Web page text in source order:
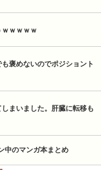
ｗｗｗｗｗ
褒めないのでポジショント
まいました。肝臓に転移も
中のマンガ本まとめ